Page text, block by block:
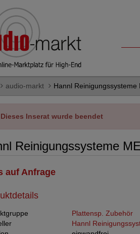
audio-markt Hannl Reinigungssysteme
Dieses Inserat wurde beendet
Reinigungssysteme
auf Anfrage
Plattensp. Zubehör
Hannl